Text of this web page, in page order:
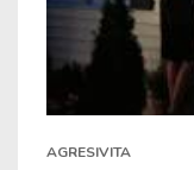
AGRESIVITA